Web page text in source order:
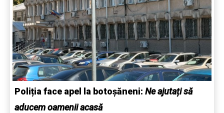
Poliția face apel la botoșăneni: Ne ajutați să
aducem oamenii acasă